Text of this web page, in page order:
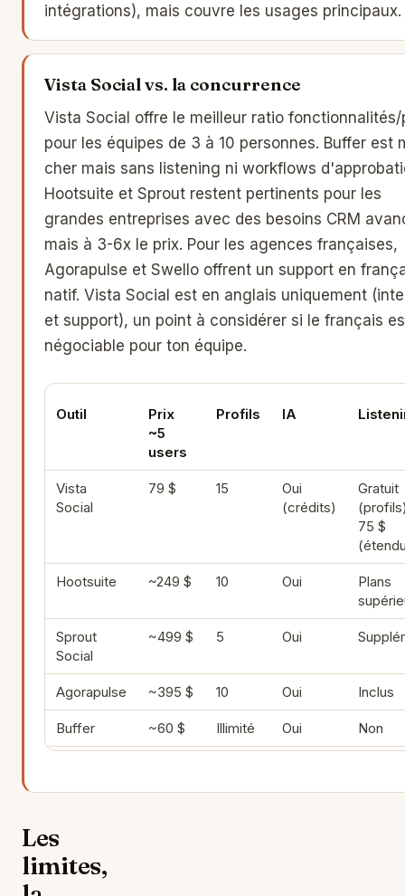
intégrations), mais couvre les usages principaux.
Vista Social vs. la concurrence
Vista Social offre le meilleur ratio fonctionnalités/
pour les équipes de 3 à 10 personnes. Buffer est
cher mais sans listening ni workflows
Hootsuite et Sprout restent pertinents pour les
grandes entreprises avec des besoins CRM
mais à 3-6x le prix. Pour les agences françaises,
Agorapulse et Swello offrent un support en
natif. Vista Social est en anglais uniquement
et support), un point à considérer si le français
négociable pour ton équipe.
Outil
Prix
~5
users
Profils IA
Vista
Social
79 $ 15
Oui
(crédits)
Gratuit
75 $
Hootsuite ~249 $ 10 Oui
Plans
Sprout
Social
~499 $ 5 Oui
Agorapulse ~395 $ 10 Oui Inclus
Buffer ~60 $ Illimité Oui Non
Les
limites,